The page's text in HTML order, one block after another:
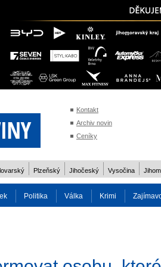
Kontakt
Archiv novin
Ceníky
Plzeňský Jihočeský Vysočina
Politika Válka Krimi